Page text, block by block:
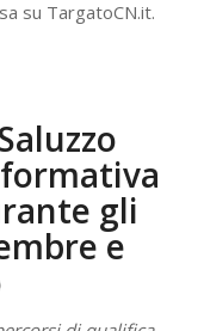
su TargatoCN.it.
gli
e